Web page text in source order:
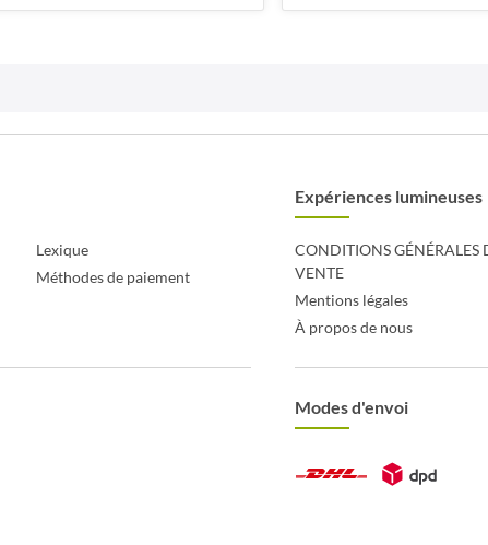
Lexique
Méthodes de paiement
Expériences lumineuses
CONDITIONS GÉNÉRALES
VENTE
Mentions légales
À propos de nous
Modes d'envoi